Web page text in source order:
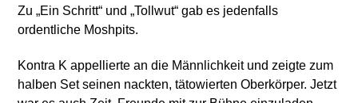
Zu „Ein Schritt“ und „Tollwut“ gab es jedenfalls
ordentliche Moshpits.
Kontra K appellierte an die Männlichkeit und zeigte zum
halben Set seinen nackten, tätowierten Oberkörper. Jetzt